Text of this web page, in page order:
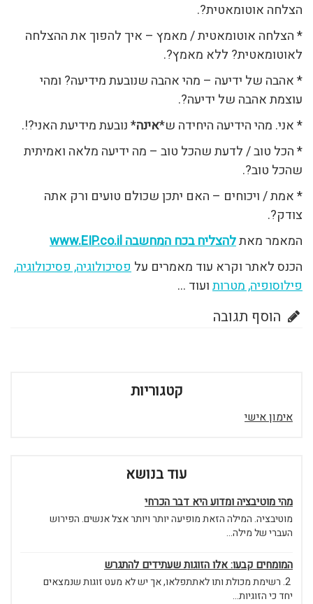
הצלחה אוטומאטית?.
* הצלחה אוטומאטית / מאמץ – איך להפוך את ההצלחה
לאוטומאטית? ללא מאמץ?.
* אהבה של ידיעה – מהי אהבה שנובעת מידיעה? ומהי
עוצמת אהבה של ידיעה?.
* אני. מהי הידיעה היחידה ש*אינה* נובעת מידיעת האני?!.
* הכל טוב / לדעת שהכל טוב – מה ידיעה מלאה ואמיתית
שהכל טוב?.
* אמת / ויכוחים – האם יתכן שכולם טועים ורק אתה
צודק?.
המאמר מאתלהצליח בכח המחשבה www.EIP.co.il
הכנס לאתר וקרא עוד מאמרים עלפסיכולוגיה, פסיכולוגיה,
פילוסופיה, מטרותועוד …
הוסף תגובה
קטגוריות
אימון אישי
עוד בנושא
מהי מוטיבציה ומדוע היא דבר הכרחי
מוטיבציה. המילה הזאת מופיעה יותר ויותר אצל אנשים. הפירוש
העברי של מילה...
המומחים קבעו: אלו הזוגות שעתידים להתגרש
2. רשימת מכולת ותו לאתתפלאו, אך יש לא מעט זוגות שנמצאים
יחד כי הזוגיות...